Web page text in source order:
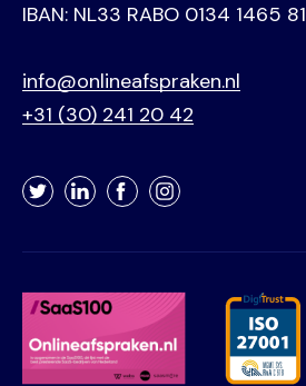
IBAN: NL33 RABO 0134 1465 81
info@onlineafspraken.nl
+31 (30) 241 20 42
TwitterLinkedInFacebookInstagram